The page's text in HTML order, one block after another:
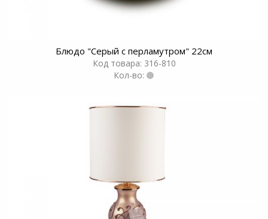
Блюдо "Серый с перламутром" 22см
Код товара: 316-810
Кол-во: